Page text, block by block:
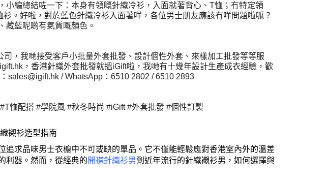
小編總結咗一下：本身有領嘅針織冷衫，入面就著背心、T恤；冇特定領
。好啦，對於藍色針織冷衫入面著咩，各位男士朋友應該冇咩問題啦呱？
藏藍呢啲有氣質嘅顏色。
，我哋接受客戶小批量外套批發、設計個性外套、來樣加工批發等等服
，香港針織外套批發就搵iGift啦，我哋有十幾年設計生產成衣經驗，歡
sales@igift.hk / WhatsApp：6510 2802 / 6510 2893
恤配搭 #學院風 #秋冬時尚 #iGift #外套批發 #個性訂製
襯衫造型指南
追求品味男士衣櫥中不可或缺的單品。它不僅能輕鬆應對香港室內外的溫差
利器。然而，從經典的開襟針織衫男到近年流行的針織襯衫男，如何選擇與